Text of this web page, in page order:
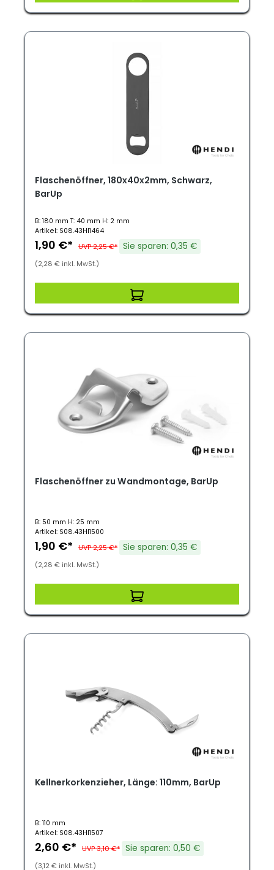
Flaschenöffner, 180x40x2mm, Schwarz,
BarUp
B: 180 mm T: 40 mm H: 2 mm
Artikel: S08.43HI1464
1,90 €* UVP 2,25 €* Sie sparen: 0,35 €
(2,28 € inkl. MwSt.)
Flaschenöffner zu Wandmontage, BarUp
B: 50 mm H: 25 mm
Artikel: S08.43HI1500
1,90 €* UVP 2,25 €* Sie sparen: 0,35 €
(2,28 € inkl. MwSt.)
Kellnerkorkenzieher, Länge: 110mm, BarUp
B: 110 mm
Artikel: S08.43HI1507
2,60 €* UVP 3,10 €* Sie sparen: 0,50 €
(3,12 € inkl. MwSt.)